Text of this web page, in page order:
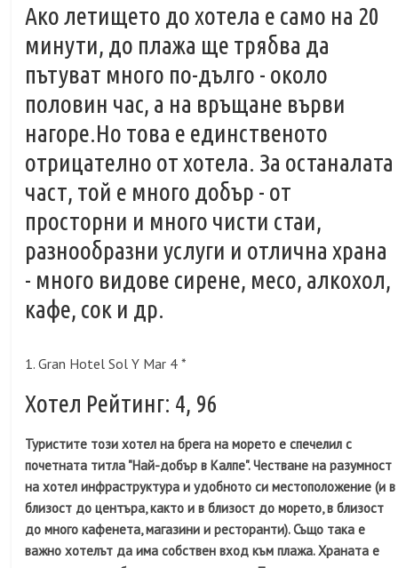
Ако летището до хотела е само на 20
минути, до плажа ще трябва да
пътуват много по-дълго - около
половин час, а на връщане върви
нагоре.Но това е единственото
отрицателно от хотела. За останалата
част, той е много добър - от
просторни и много чисти стаи,
разнообразни услуги и отлична храна
- много видове сирене, месо, алкохол,
кафе, сок и др.
1. Gran Hotel Sol Y Mar 4 *
Хотел Рейтинг: 4, 96
Туристите този хотел на брега на морето е спечелил с
почетната титла "Най-добър в Калпе". Честване на разумност
на хотел инфраструктура и удобното си местоположение (и в
близост до центъра, както и в близост до морето, в близост
до много кафенета, магазини и ресторанти). Също така е
важно хотелът да има собствен вход към плажа. Храната е